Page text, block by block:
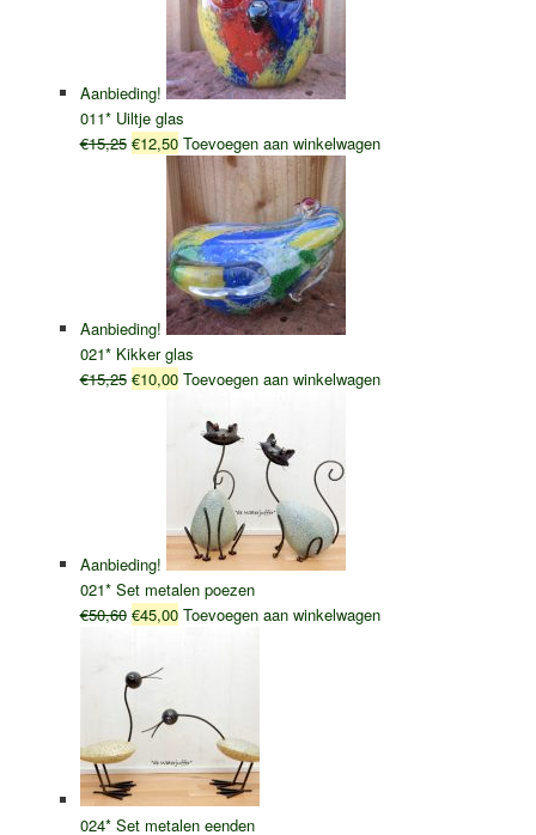
Aanbieding!
011* Uiltje glas
€15,25 Oorspronkelijke
€15,25.
€12,50Huidige
prijs
is:
€12,50.
Toevoegen aan winkelwagen
Aanbieding!
021* Kikker glas
€15,25 Oorspronkelijke
€10,00Huidige
€10,00.
Toevoegen aan winkelwagen
Aanbieding!
021* Set metalen poezen
€50,60 Oorspronkelijke
was:
€50,60.
€45,00Huidige
Toevoegen aan winkelwagen
024* Set metalen eenden